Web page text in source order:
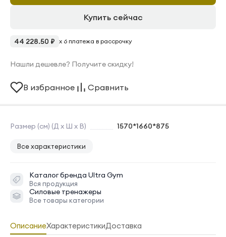
Размер (см) (Д х Ш х В) 1570*1660*875
Все характеристики
Каталог бренда Ultra Gym
Вся продукция
Силовые тренажеры
Все товары категории
Купить сейчас
44 228.50 ₽ x 6 платежа в рассрочку
Нашли дешевле? Получите скидку!
В избранное Сравнить
ОписаниеХарактеристикиДоставка